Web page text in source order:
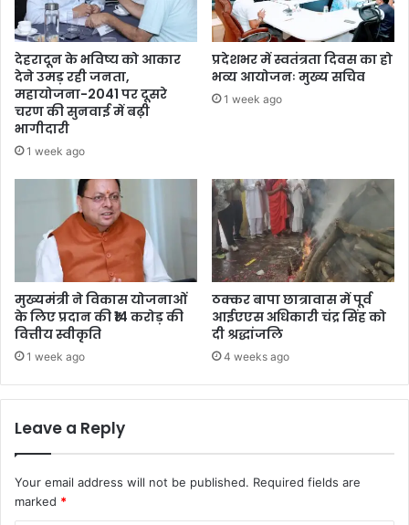
देहरादून के भविष्य को आकार
देने उमड़ रही जनता,
महायोजना-2041 पर दूसरे
चरण की सुनवाई में बढ़ी
भागीदारी
1 week ago
प्रदेशभर में स्वतंत्रता दिवस का हो
भव्य आयोजनः मुख्य सचिव
1 week ago
मुख्यमंत्री ने विकास योजनाओं
के लिए प्रदान की ₹14 करोड़ की
वित्तीय स्वीकृति
1 week ago
ठक्कर बापा छात्रावास में पूर्व
आईएएस अधिकारी चंद्र सिंह को
दी श्रद्धांजलि
4 weeks ago
Leave a Reply
Your email address will not be published. Required fields are
marked *